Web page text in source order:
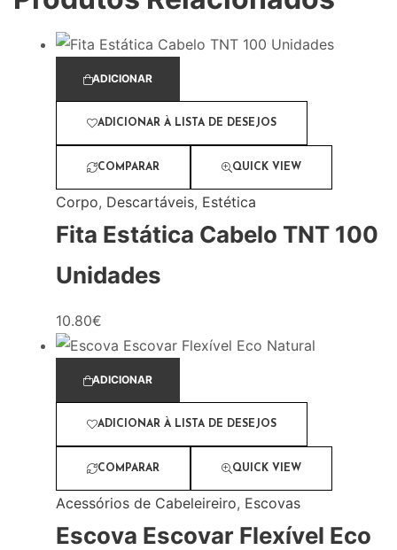
ADICIONAR
ADICIONAR À LISTA DE DESEJOS
COMPARAR QUICK VIEW
Corpo, Descartáveis, Estética
Fita Estática Cabelo TNT 100
Unidades
10.80€
ADICIONAR
ADICIONAR À LISTA DE DESEJOS
COMPARAR QUICK VIEW
Acessórios de Cabeleireiro, Escovas
Escova Escovar Flexível Eco